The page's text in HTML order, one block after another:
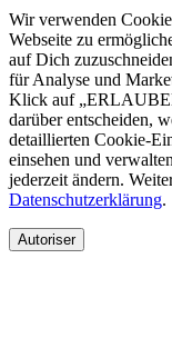
Wir verwenden
Webseite zu
auf Dich
für Analyse und
Klick auf
darüber entscheiden,
detaillierten Cookie-
einsehen und
jederzeit ändern.
Datenschutzerklärung.
Autoriser